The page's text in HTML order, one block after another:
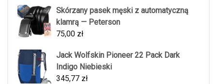
Skórzany pasek męski z automatyczną
klamrą — Peterson
75,00 zł
Jack Wolfskin Pioneer 22 Pack Dark
Indigo Niebieski
345,77 zł